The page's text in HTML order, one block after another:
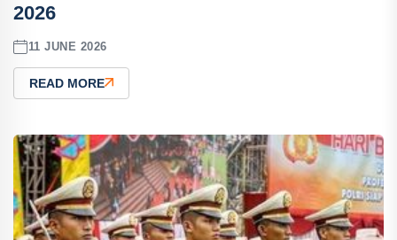
2026
11 JUNE 2026
READ MORE